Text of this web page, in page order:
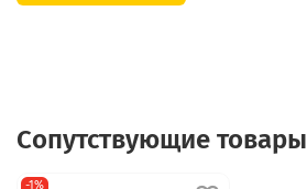
Сопутствующие товары
-1%